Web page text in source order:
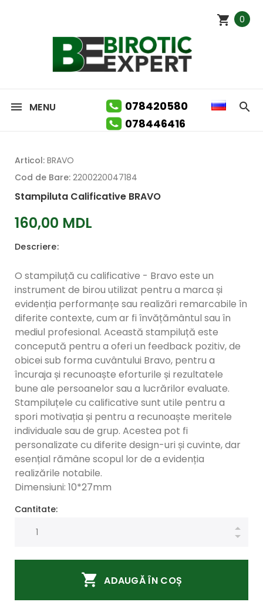
0
MENU
078420580
078446416
Articol: BRAVO
Cod de Bare: 2200220047184
Stampiluta Calificative BRAVO
160,00 MDL
Descriere:
O stampiluță cu calificative - Bravo este un
instrument de birou utilizat pentru a marca și
evidenția performanțe sau realizări remarcabile în
diferite contexte, cum ar fi învățământul sau în
mediul profesional. Această stampiluță este
concepută pentru a oferi un feedback pozitiv, de
obicei sub forma cuvântului Bravo, pentru a
încuraja și recunoaște eforturile și rezultatele
bune ale persoanelor sau a lucrărilor evaluate.
Stampiluțele cu calificative sunt utile pentru a
spori motivația și pentru a recunoaște meritele
individuale sau de grup. Acestea pot fi
personalizate cu diferite design-uri și cuvinte, dar
esențial rămâne scopul lor de a evidenția
realizările notabile.
Dimensiuni: 10*27mm
Cantitate:
ADAUGĂ ÎN COȘ